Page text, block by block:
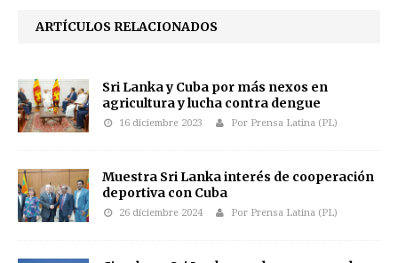
ARTÍCULOS RELACIONADOS
Sri Lanka y Cuba por más nexos en
agricultura y lucha contra dengue
16 diciembre 2023 Por Prensa Latina (PL)
Muestra Sri Lanka interés de cooperación
deportiva con Cuba
26 diciembre 2024 Por Prensa Latina (PL)